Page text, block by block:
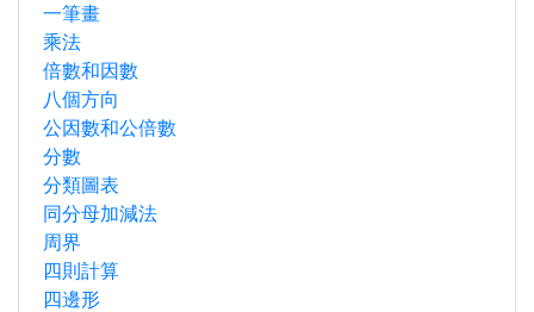
一筆畫
乘法
倍數和因數
八個方向
公因數和公倍數
分數
分類圖表
同分母加減法
周界
四則計算
四邊形